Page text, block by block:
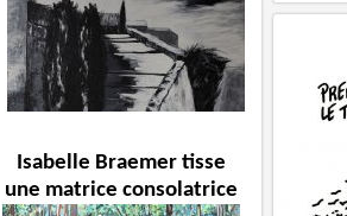
Isabelle Braemer tisse
une matrice consolatrice